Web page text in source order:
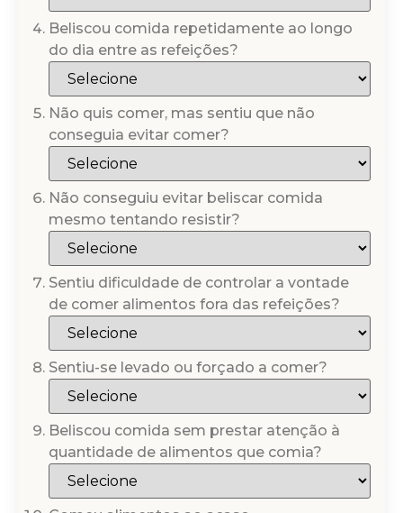
Beliscou comida repetidamente ao longo
do dia entre as refeições?
Não quis comer, mas sentiu que não
conseguia evitar comer?
Não conseguiu evitar beliscar comida
mesmo tentando resistir?
Sentiu dificuldade de controlar a vontade
de comer alimentos fora das refeições?
Sentiu-se levado ou forçado a comer?
Beliscou comida sem prestar atenção à
quantidade de alimentos que comia?